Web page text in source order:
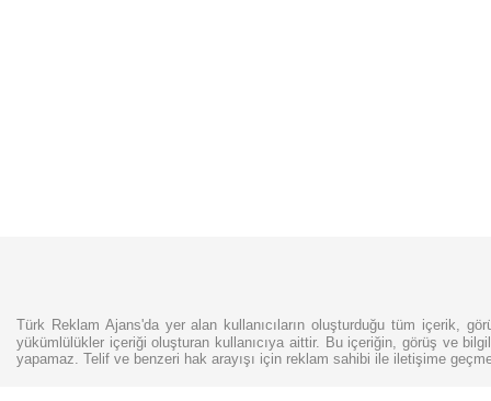
Türk Reklam Ajans'da yer alan kullanıcıların oluşturduğu tüm içerik,
yükümlülükler içeriği oluşturan kullanıcıya aittir. Bu içeriğin, görüş ve
yapamaz. Telif ve benzeri hak arayışı için reklam sahibi ile iletişime